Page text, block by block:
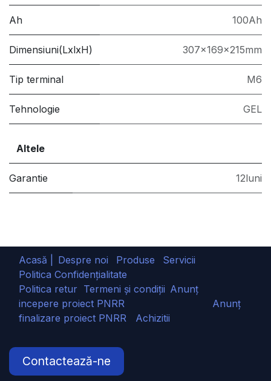
Ah 100Ah
Dimensiuni(LxlxH) 307x169x215mm
Tip terminal M6
Tehnologie GEL
Altele
Garantie 12luni
Acasă | Despre noi Produse
Servicii
Politica Confidențialitate
Politica retur Termeni și condiții Anunț
incepere proiect PNRR
Anunț
finalizare proiect PNRR Achizitii
Contactează-ne